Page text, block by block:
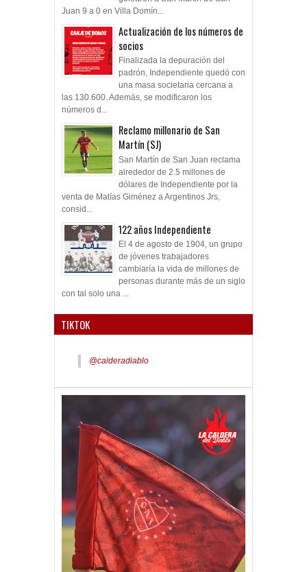
Juan 9 a 0 en Villa Domín...
Actualización de los números de
socios
Finalizada la depuración del
padrón, Independiente quedó con
una masa societaria cercana a
las 130.600. Además, se modificaron los
números d...
Reclamo millonario de San
Martín (SJ)
San Martín de San Juan reclama
alrededor de 2.5 millones de
dólares de Independiente por la
venta de Matías Giménez a Argentinos Jrs,
consid...
122 años Independiente
El 4 de agosto de 1904, un grupo
de jóvenes trabajadores
cambiaría la vida de millones de
personas durante más de un siglo
con tal solo una ...
TIKTOK
@calderadiablo